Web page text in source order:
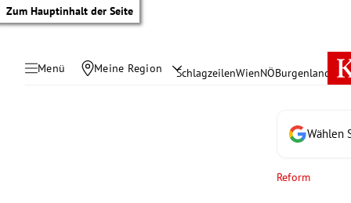
Zum Hauptinhalt der Seite
Menü Meine Region SchlagzeilenWienNÖBurgenland
Wählen
Reform